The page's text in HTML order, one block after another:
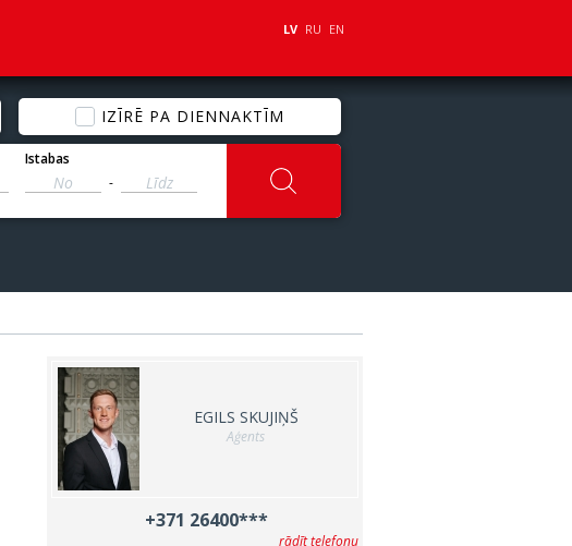
LV RU EN
IZĪRĒ PA DIENNAKTĪM
Istabas
-
EGILS SKUJIŅŠ
Aģents
+371 26400***
rādīt telefonu